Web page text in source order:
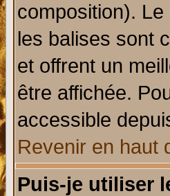
composition).
les balises sont
et offrent un
être affichée.
accessible
Revenir en haut
Puis-je utiliser